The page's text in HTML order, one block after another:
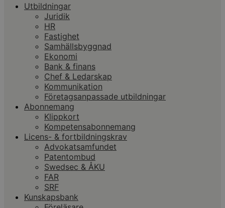
Utbildningar
Juridik
HR
Fastighet
Samhällsbyggnad
Ekonomi
Bank & finans
Chef & Ledarskap
Kommunikation
Företagsanpassade utbildningar
Abonnemang
Klippkort
Kompetensabonnemang
Licens- & fortbildningskrav
Advokatsamfundet
Patentombud
Swedsec & ÅKU
FAR
SRF
Kunskapsbank